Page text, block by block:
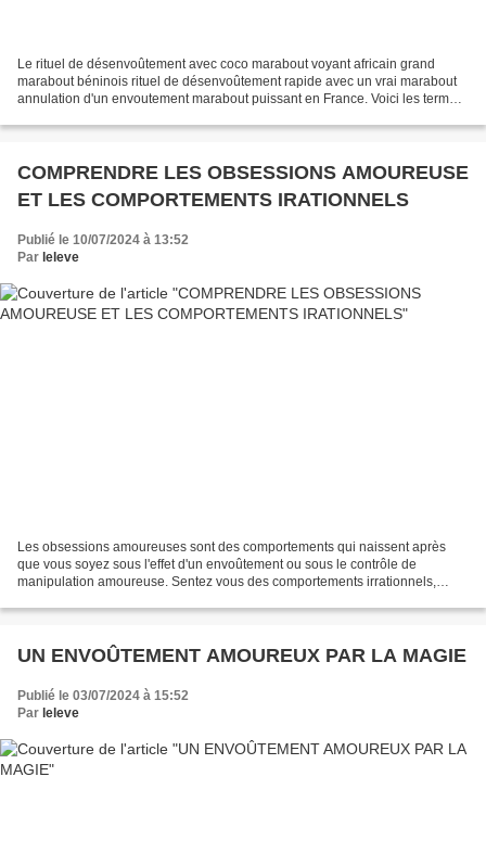
Le rituel de désenvoûtement avec coco marabout voyant africain grand
marabout béninois rituel de désenvoûtement rapide avec un vrai marabout
annulation d'un envoutement marabout puissant en France. Voici les termes
COMPRENDRE LES OBSESSIONS AMOUREUSE
ET LES COMPORTEMENTS IRATIONNELS
Publié le 10/07/2024 à 13:52
Par leleve
Les obsessions amoureuses sont des comportements qui naissent après
que vous soyez sous l'effet d'un envoûtement ou sous le contrôle de
manipulation amoureuse. Sentez vous des comportements irrationnels,
UN ENVOÛTEMENT AMOUREUX PAR LA MAGIE
Publié le 03/07/2024 à 15:52
Par leleve